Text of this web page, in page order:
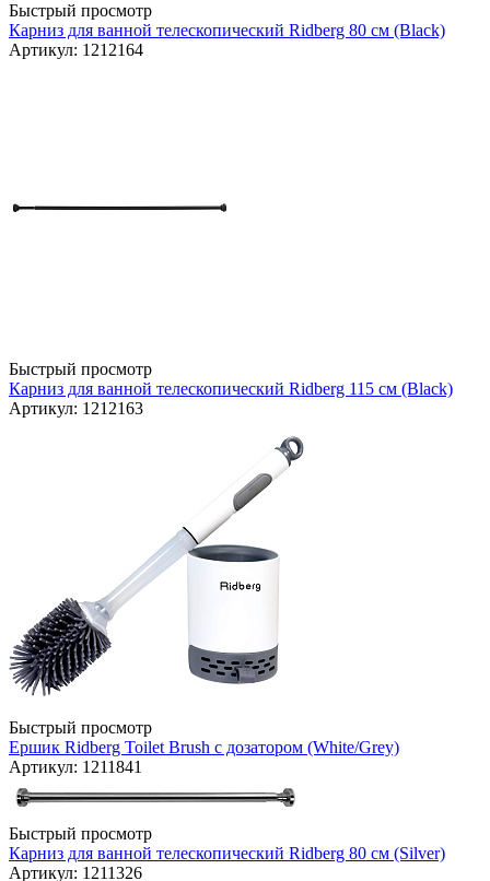
Быстрый просмотр
Карниз для ванной телескопический Ridberg 80 см (Black)
Артикул: 1212164
Быстрый просмотр
Карниз для ванной телескопический Ridberg 115 см (Black)
Артикул: 1212163
Быстрый просмотр
Ершик Ridberg Toilet Brush с дозатором (White/Grey)
Артикул: 1211841
Быстрый просмотр
Карниз для ванной телескопический Ridberg 80 см (Silver)
Артикул: 1211326